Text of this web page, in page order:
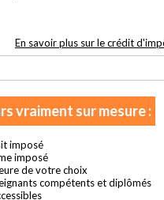
En savoir plus sur le crédit
vraiment sur mesure :
imposé
imposé
de votre choix
compétents et diplômés